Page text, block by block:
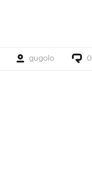
gugolo 0